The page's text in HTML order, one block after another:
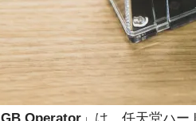
GB Operator 」は、任天堂ハ